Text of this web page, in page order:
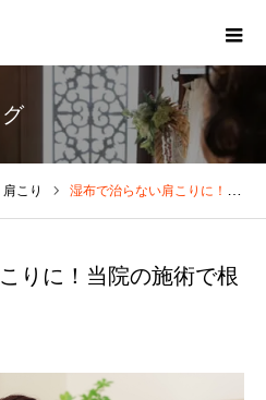
肩こり 湿布で治らない肩こりに！当院の施術で根本改善
りに！当院の施術で根